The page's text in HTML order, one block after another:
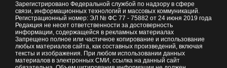
Зарегистрировано Федеральной службой по надзору в сфере
связи, информационных технологий и массовых коммуникаций.
Регистрационный номер: ЭЛ № ФС 77 - 75882 от 24 июня 2019 года
Редакция не несет ответственности за достоверность
информации, содержащейся в рекламных материалах
Запрещено полное или частичное копирование и использование
любых материалов сайта, как составных произведений, включая
тексты и изображения. При любом использовании данных
материалов в электронных СМИ, ссылка на данный сайт